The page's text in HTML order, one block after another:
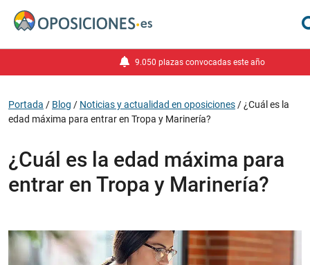
9.050 plazas convocadas este año
Portada / Blog / Noticias y actualidad en oposiciones / ¿Cuál es la
edad máxima para entrar en Tropa y Marinería?
¿Cuál es la edad máxima para
entrar en Tropa y Marinería?